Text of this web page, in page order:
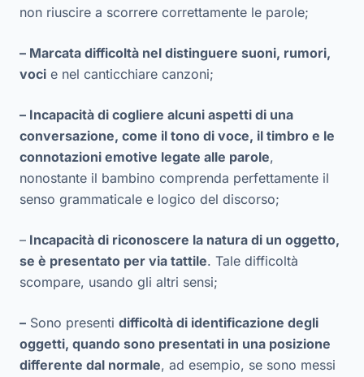
non riuscire a scorrere correttamente le parole;
– Marcata difficoltà nel distinguere suoni, rumori,
voci e nel canticchiare canzoni;
– Incapacità di cogliere alcuni aspetti di una
conversazione, come il tono di voce, il timbro e le
connotazioni emotive legate alle parole,
nonostante il bambino comprenda perfettamente il
senso grammaticale e logico del discorso;
– Incapacità di riconoscere la natura di un oggetto,
se è presentato per via tattile. Tale difficoltà
scompare, usando gli altri sensi;
– Sono presenti difficoltà di identificazione degli
oggetti, quando sono presentati in una posizione
differente dal normale, ad esempio, se sono messi